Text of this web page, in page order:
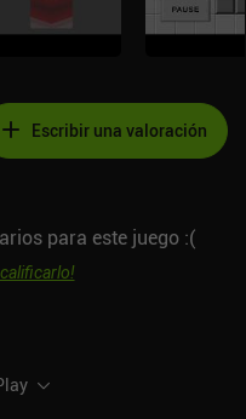
Escribir una valoración
para este juego :(